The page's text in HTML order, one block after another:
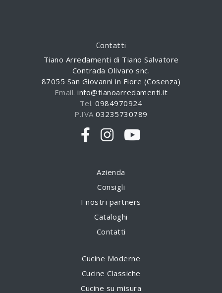
Contatti
Tiano Arredamenti di Tiano Salvatore
Contrada Olivaro snc.
87055 San Giovanni in Fiore (Cosenza)
Email.info@tianoarredamenti.it
Tel.0984970924
P.IVA03235730789
Azienda
Consigli
I nostri partners
Cataloghi
Contatti
Cucine Moderne
Cucine Classiche
Cucine su misura